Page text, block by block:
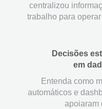
centralizou
trabalho para
Decisões
em
Entenda como
automáticos e
apoiaram